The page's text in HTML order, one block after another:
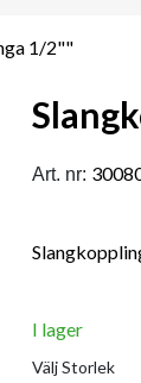
1/2""
Art. nr:
I lager
VäljStorlek